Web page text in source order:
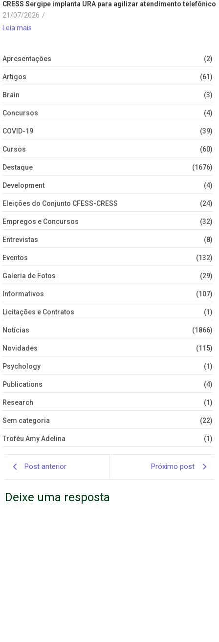
CRESS Sergipe implanta URA para agilizar atendimento telefônico
21/07/2026 /
Leia mais
Apresentações (2)
Artigos (61)
Brain (3)
Concursos (4)
COVID-19 (39)
Cursos (60)
Destaque (1676)
Development (4)
Eleições do Conjunto CFESS-CRESS (24)
Empregos e Concursos (32)
Entrevistas (8)
Eventos (132)
Galeria de Fotos (29)
Informativos (107)
Licitações e Contratos (1)
Notícias (1866)
Novidades (115)
Psychology (1)
Publications (4)
Research (1)
Sem categoria (22)
Troféu Amy Adelina (1)
Post anterior Próximo post
Deixe uma resposta